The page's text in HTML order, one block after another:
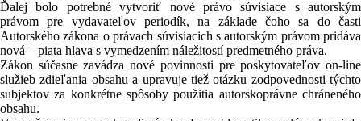
Ďalej bolo potrebné vytvoriť nové právo súvisiace s autorským
právom pre vydavateľov periodík, na základe čoho sa do časti
Autorského zákona o právach súvisiacich s autorským právom pridáva
nová – piata hlava s vymedzením náležitostí predmetného práva.
Zákon súčasne zavádza nové povinnosti pre poskytovateľov on-line
služieb zdieľania obsahu a upravuje tiež otázku zodpovednosti týchto
subjektov za konkrétne spôsoby použitia autorskoprávne chráneného
obsahu.